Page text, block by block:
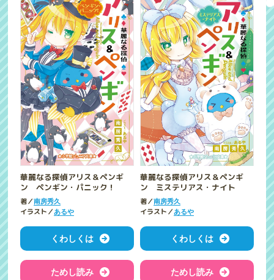
華麗なる探偵アリス＆ペンギ
ン ペンギン・パニック！
著／南房秀久
イラスト／あるや
くわしくは
ためし読み
華麗なる探偵アリス＆ペンギ
ン ミステリアス・ナイト
著／南房秀久
イラスト／あるや
くわしくは
ためし読み